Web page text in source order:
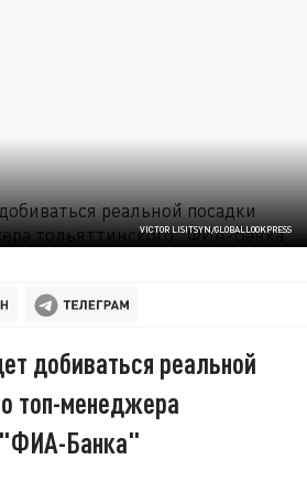
VICTOR LISITSYN/GLOBALLOOKPRESS
добиваться реальной
топ-менеджера
"ФИА-Банка"